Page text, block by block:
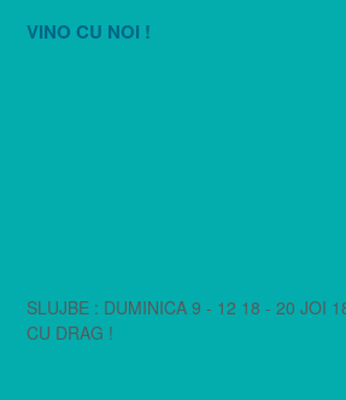
VINO CU NOI !
SLUJBE : DUMINICA 9 - 12 18 - 20 JOI
CU DRAG !